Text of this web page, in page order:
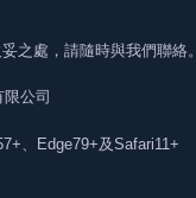
之處，請隨時與我們聯絡。
限公司
、Edge79+及Safari11+